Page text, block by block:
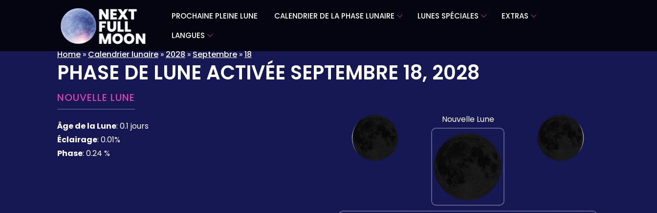
PROCHAINE PLEINE LUNE CALENDRIER DE LA PHASE LUNAIRE LUNES SPÉCIALES
EXTRAS
LANGUES
Home»Calendrier lunaire»2028»Septembre»18
PHASE DE LUNE ACTIVÉE SEPTEMBRE 18, 2028
NOUVELLE LUNE
Âge de la Lune: 0.1 jours
Éclairage: 0.01%
Phase: 0.24 %
Nouvelle Lune